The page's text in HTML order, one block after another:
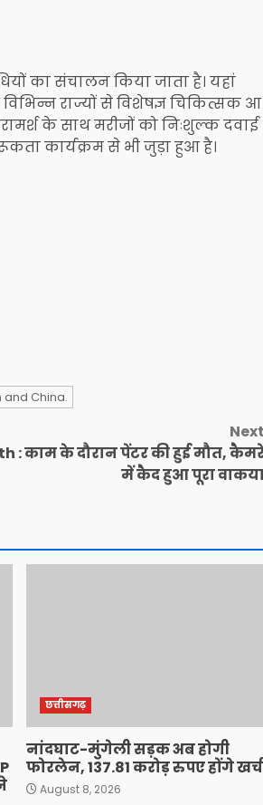
का संचालन किया जाता है। यहां
राज्यों से विशेषज्ञ चिकित्सक आ
के साथ मरीजों को निःशुल्क दवाई
कार्यक्रम से भी जुड़ा हुआ है।
China.
: काम के दौरान पेंटर की हुई मौत,
में कैद हुआ पूरा
छत्तीसगढ़
नांदघाट-मुंगेली सड़क अब होगी
फोरलेन, 137.81 करोड़ रुपए होंगे खर्च
August 8, 2026